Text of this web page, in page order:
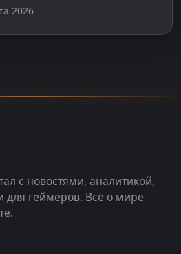
2026
с новостями, аналитикой,
для геймеров. Всё о мире